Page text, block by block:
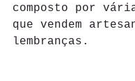
composto por
que vendem
lembranças.